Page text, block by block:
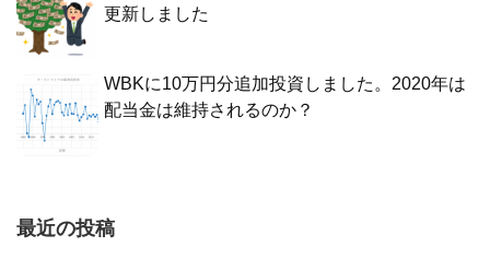
更新しました
WBKに10万円分追加投資しました。2020年は
配当金は維持されるのか？
最近の投稿